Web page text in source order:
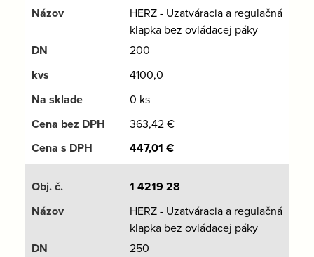
HERZ - Uzatváracia a regulačná
klapka bez ovládacej páky
200
4100,0
0 ks
363,42€
447,01 €
1 4219 28
HERZ - Uzatváracia a regulačná
klapka bez ovládacej páky
250